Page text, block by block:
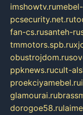
imshowtv.ru
pcsecurity.net.ru
fan-cs.rusanteh-
tmmotors.spb.ru
obustrojdom.ru
ppknews.rucult-
proekciyamebel.ru
glamourai.ru
dorogoe58.ru